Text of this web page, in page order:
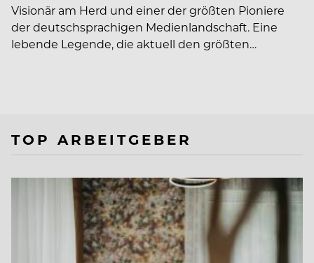
Visionär am Herd und einer der größten Pioniere
der deutschsprachigen Medienlandschaft. Eine
lebende Legende, die aktuell den größten…
TOP ARBEITGEBER